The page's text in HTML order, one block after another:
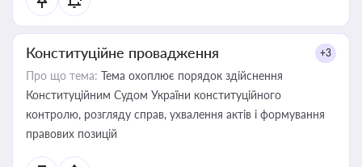
Конституційне провадження +3
Про що тема: Тема охоплює порядок здійснення
Конституційним Судом України конституційного
контролю, розгляду справ, ухвалення актів і формування
правових позицій